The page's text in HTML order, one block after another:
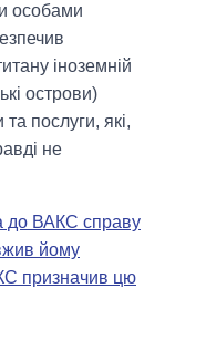
особами
іноземній
острови)
послуги, які,
не
ВАКС справу
йому
призначив цю